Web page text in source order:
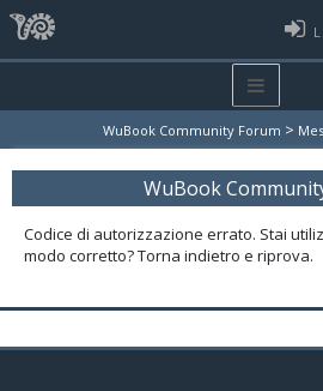
WuBook Community Forum >
WuBook
Codice di autorizzazione errato. Stai
modo corretto? Torna indietro e riprova.